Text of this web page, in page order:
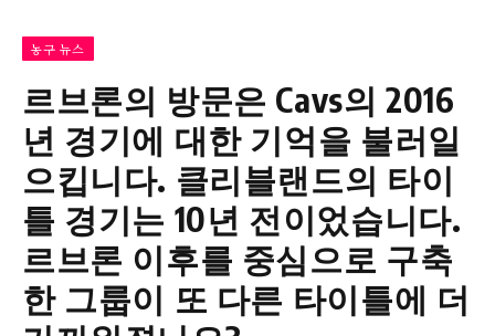
농구 뉴스
르브론의 방문은 Cavs의 2016
년 경기에 대한 기억을 불러일
으킵니다. 클리블랜드의 타이
틀 경기는 10년 전이었습니다.
르브론 이후를 중심으로 구축
한 그룹이 또 다른 타이틀에 더